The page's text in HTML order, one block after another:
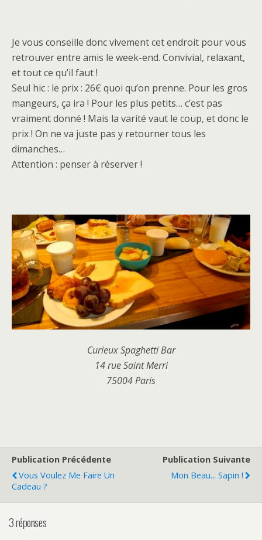
Je vous conseille donc vivement cet endroit pour vous
retrouver entre amis le week-end. Convivial, relaxant,
et tout ce qu’il faut !
Seul hic : le prix : 26€ quoi qu’on prenne. Pour les gros
mangeurs, ça ira ! Pour les plus petits… c’est pas
vraiment donné ! Mais la varité vaut le coup, et donc le
prix ! On ne va juste pas y retourner tous les
dimanches…
Attention : penser à réserver !
Curieux Spaghetti Bar
14 rue Saint Merri
75004 Paris
Publication Précédente
Vous Voulez Me Faire Un
Cadeau ?
Publication Suivante
Mon Beau... Sapin !
3 réponses